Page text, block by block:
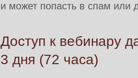
и может попасть в спам или
Доступ к вебинару
3 дня (72 часа)